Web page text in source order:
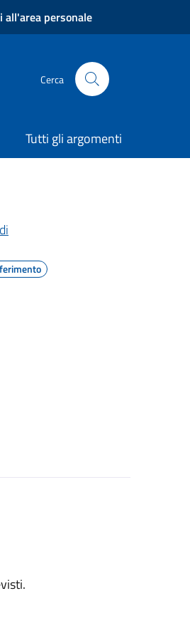
all'area personale
Cerca
Tutti gli argomenti